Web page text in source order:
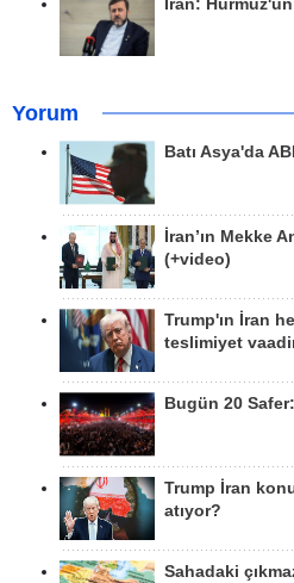
İran:
Yorum
Batı Asya'da
İran’ın Mekke
(+video)
Trump'ın İran
teslimiyet
Bugün 20
Trump İran
atıyor?
Sahadaki